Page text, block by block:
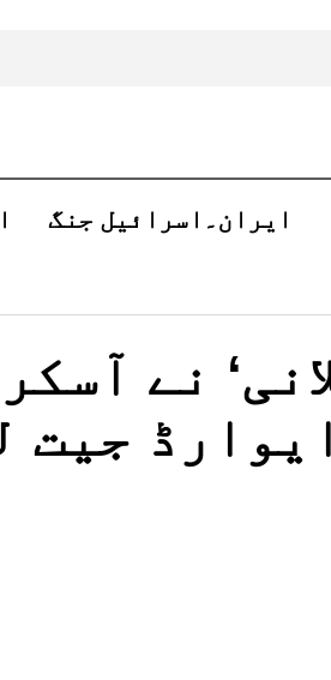
ایران۔اسرائیل جنگ
نے
جیت